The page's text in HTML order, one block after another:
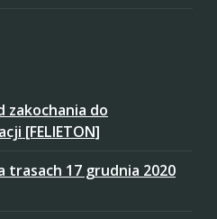
zakochania do
[FELIETON]
trasach 17 grudnia 2020